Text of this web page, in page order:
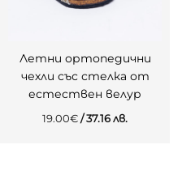
Летни ортопедични
чехли със стелка от
естествен велур
19.00€ / 37.16 лв.